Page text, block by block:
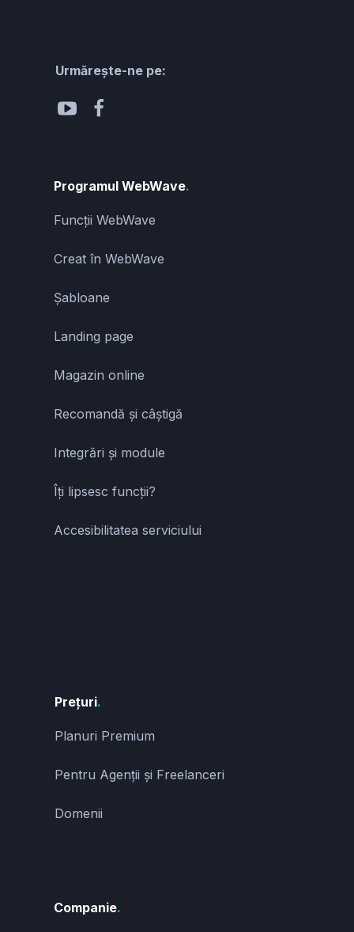
Companie.
Planuri Premium
Pentru Agenții și Freelanceri
Domenii
Prețuri.
Funcții WebWave
Creat în WebWave
Șabloane
Landing page
Magazin online
Recomandă și câștigă
Integrări și module
Îți lipsesc funcții?
Accesibilitatea serviciului
Programul WebWave.
Urmărește-ne pe: